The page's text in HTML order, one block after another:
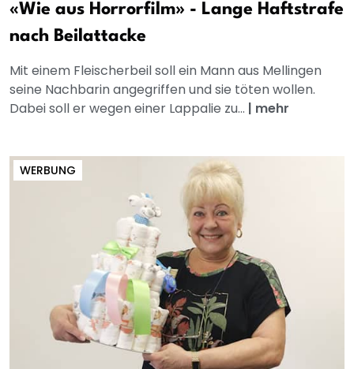
«Wie aus Horrorfilm» - Lange Haftstrafe
nach Beilattacke
Mit einem Fleischerbeil soll ein Mann aus Mellingen
seine Nachbarin angegriffen und sie töten wollen.
Dabei soll er wegen einer Lappalie zu... | mehr
WERBUNG